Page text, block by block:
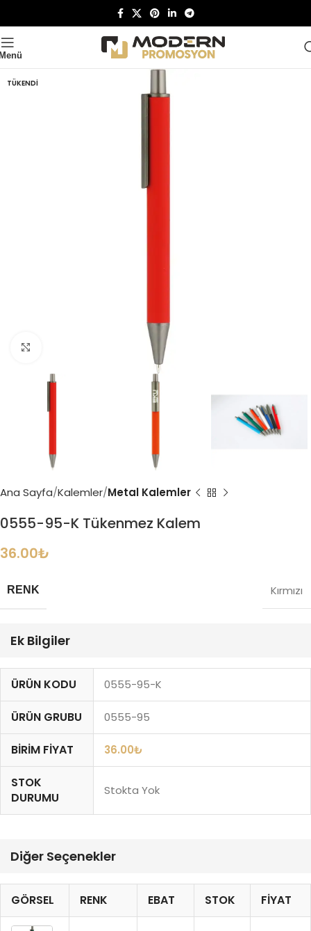
TÜKENDI
Ana Sayfa Kalemler Metal Kalemler
0555-95-K Tükenmez Kalem
36.00₺
RENK Kırmızı
Ek Bilgiler
ÜRÜN KODU 0555-95-K
ÜRÜN GRUBU 0555-95
BIRIM FIYAT 36.00₺
STOK
DURUMU
Stokta Yok
Diğer Seçenekler
GÖRSEL RENK EBAT STOK FIYAT